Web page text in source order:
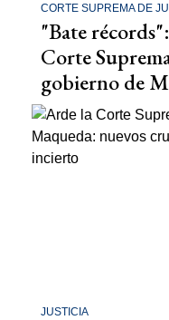
CORTE SUPREMA DE
"Bate
Corte
gobierno de
JUSTICIA